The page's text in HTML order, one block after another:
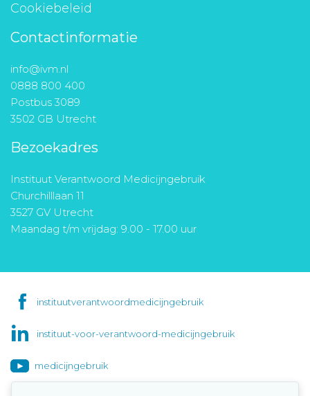
Cookiebeleid
Contactinformatie
info@ivm.nl
0888 800 400
Postbus 3089
3502 GB Utrecht
Bezoekadres
Instituut Verantwoord Medicijngebruik
Churchilllaan 11
3527 GV Utrecht
Maandag t/m vrijdag: 9.00 - 17.00 uur
instituutverantwoordmedicijngebruik
instituut-voor-verantwoord-medicijngebruik
medicijngebruik